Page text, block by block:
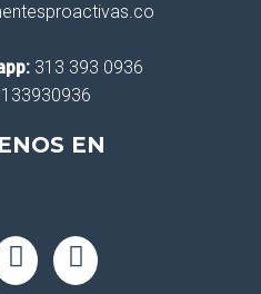
313 393 0936
EN